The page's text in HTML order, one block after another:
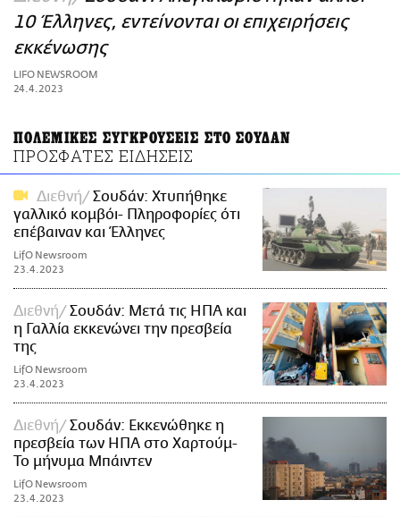
ΑΜΠΑ
PRINT
10 Έλληνες, εντείνονται οι επιχειρήσεις
εκκένωσης
LIFO NEWSROOM
24.4.2023
ΠΟΛΕΜΙΚΕΣ ΣΥΓΚΡΟΥΣΕΙΣ ΣΤΟ ΣΟΥΔΑΝ
ΠΡΟΣΦΑΤΕΣ ΕΙΔΗΣΕΙΣ
Διεθνή
Σουδάν: Χτυπήθηκε
γαλλικό κομβόι- Πληροφορίες ότι
επέβαιναν και Έλληνες
LifO Newsroom
23.4.2023
Διεθνή
Σουδάν: Μετά τις ΗΠΑ και
η Γαλλία εκκενώνει την πρεσβεία
της
LifO Newsroom
23.4.2023
Διεθνή
Σουδάν: Εκκενώθηκε η
πρεσβεία των ΗΠΑ στο Χαρτούμ-
Το μήνυμα Μπάιντεν
LifO Newsroom
23.4.2023